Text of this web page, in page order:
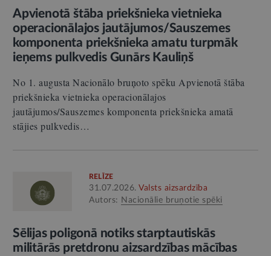
Apvienotā štāba priekšnieka vietnieka
operacionālajos jautājumos/Sauszemes
komponenta priekšnieka amatu turpmāk
ieņems pulkvedis Gunārs Kauliņš
No 1. augusta Nacionālo bruņoto spēku Apvienotā štāba
priekšnieka vietnieka operacionālajos
jautājumos/Sauszemes komponenta priekšnieka amatā
stājies pulkvedis…
RELĪZE
31.07.2026. Valsts aizsardzība
Autors: Nacionālie bruņotie spēki
Sēlijas poligonā notiks starptautiskās
militārās pretdronu aizsardzības mācības